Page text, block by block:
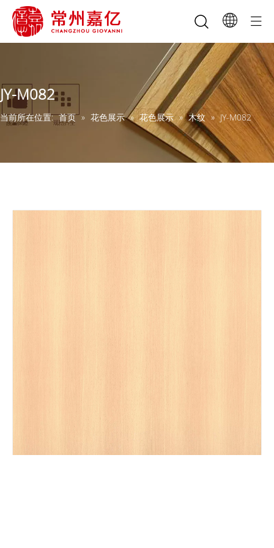
JY-M082
当前所在位置: 首页 » 花色展示 » 花色展示 » 木纹 » JY-M082